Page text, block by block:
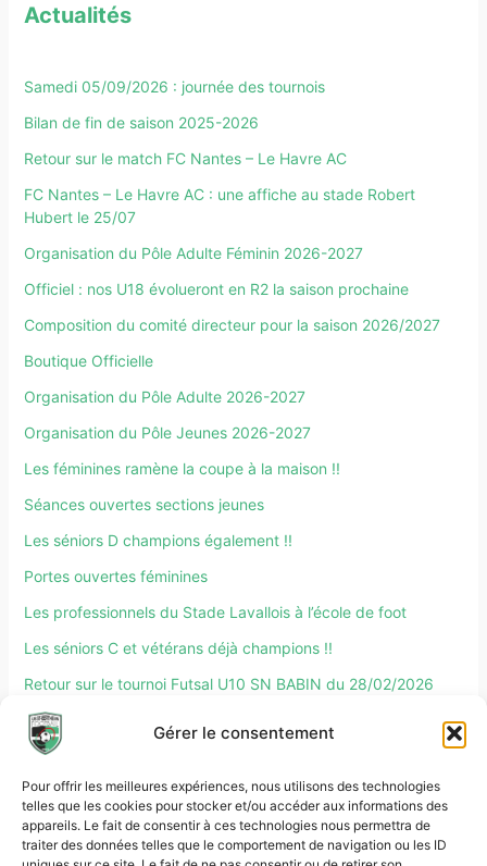
Gérer le consentement
Pour offrir les meilleures expériences, nous utilisons des technologies
telles que les cookies pour stocker et/ou accéder aux informations des
appareils. Le fait de consentir à ces technologies nous permettra de
traiter des données telles que le comportement de navigation ou les ID
Actualités
Samedi 05/09/2026 : journée des tournois
Bilan de fin de saison 2025-2026
Retour sur le match FC Nantes – Le Havre AC
FC Nantes – Le Havre AC : une affiche au stade Robert
Hubert le 25/07
Organisation du Pôle Adulte Féminin 2026-2027
Officiel : nos U18 évolueront en R2 la saison prochaine
Composition du comité directeur pour la saison 2026/2027
Boutique Officielle
Organisation du Pôle Adulte 2026-2027
Organisation du Pôle Jeunes 2026-2027
Les féminines ramène la coupe à la maison !!
Séances ouvertes sections jeunes
Les séniors D champions également !!
Portes ouvertes féminines
Les professionnels du Stade Lavallois à l’école de foot
Les séniors C et vétérans déjà champions !!
Retour sur le tournoi Futsal U10 SN BABIN du 28/02/2026
Retour sur le tournoi Partenaires du 27/02/2026